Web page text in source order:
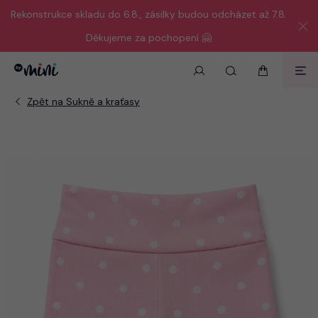
Rekonstrukce skladu do 6.8., zásilky budou odcházet až 7.8.
Děkujeme za pochopení 🤗